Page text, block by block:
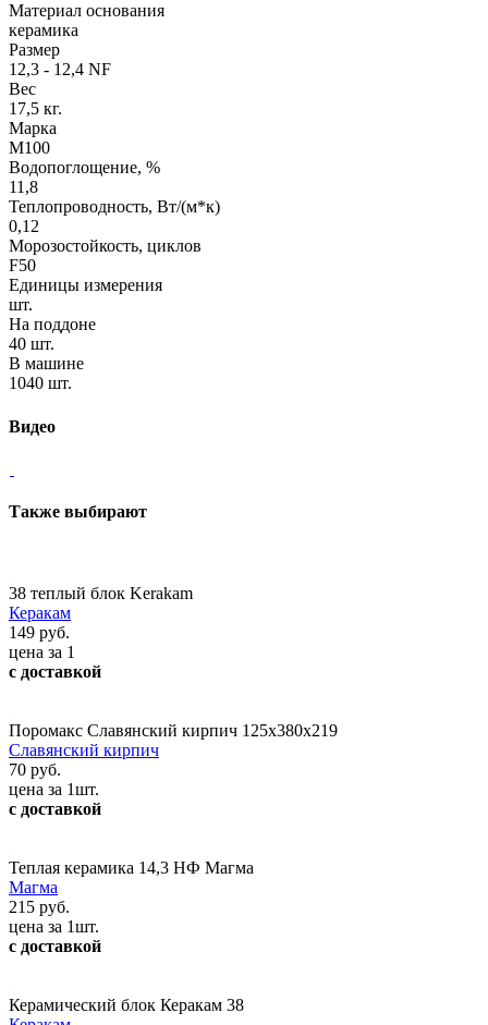
Материал основания
керамика
Размер
12,3 - 12,4 NF
Вес
17,5 кг.
Марка
М100
Водопоглощение, %
11,8
Теплопроводность, Вт/(м*к)
0,12
Морозостойкость, циклов
F50
Единицы измерения
шт.
На поддоне
40 шт.
В машине
1040 шт.
Видео
Также выбирают
38 теплый блок Kerakam
Керакам
149 руб.
цена за 1
с доставкой
Поромакс Славянский кирпич 125х380х219
Славянский кирпич
70 руб.
цена за 1шт.
с доставкой
Теплая керамика 14,3 НФ Магма
Магма
215 руб.
цена за 1шт.
с доставкой
Керамический блок Керакам 38